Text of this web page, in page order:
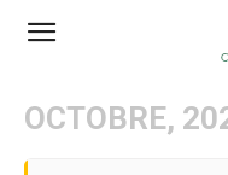
OCTOBRE,